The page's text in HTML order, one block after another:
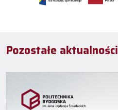
Pozostałe aktualności